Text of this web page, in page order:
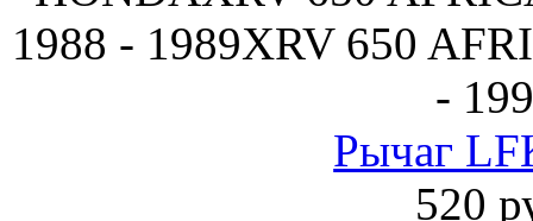
1988 - 1989XRV 650
-
Рычаг
520